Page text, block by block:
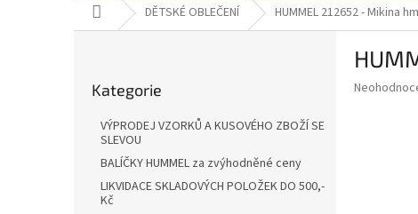
Domů DĚTSKÉ OBLEČENÍ HUMMEL 212652 - Mikina
kategorie
Kategorie
VÝPRODEJ VZORKŮ A KUSOVÉHO ZBOŽÍ SE
SLEVOU
BALÍČKY HUMMEL za zvýhodněné ceny
LIKVIDACE SKLADOVÝCH POLOŽEK DO 500,-
Kč
Průměrné